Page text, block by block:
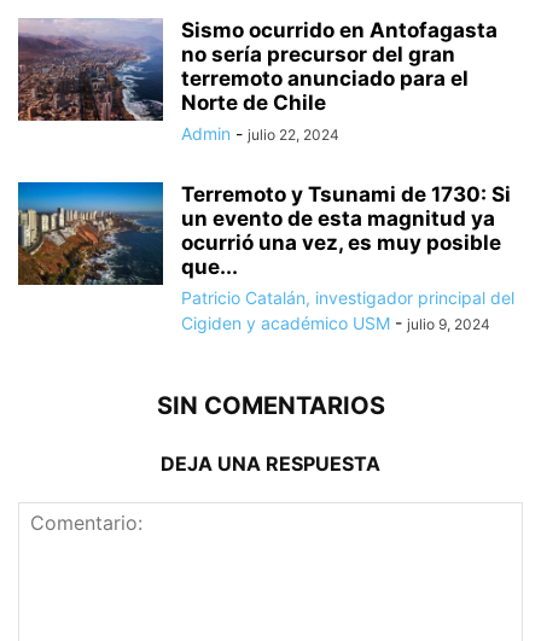
Sismo ocurrido en Antofagasta
no sería precursor del gran
terremoto anunciado para el
Norte de Chile
Admin - julio 22, 2024
Terremoto y Tsunami de 1730: Si
un evento de esta magnitud ya
ocurrió una vez, es muy posible
que...
Patricio Catalán, investigador principal del
Cigiden y académico USM - julio 9, 2024
SIN COMENTARIOS
DEJA UNA RESPUESTA